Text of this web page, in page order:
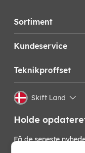
Sortiment
Kundeservice
Teknikproffset
Skift Land
Holde
Få de seneste